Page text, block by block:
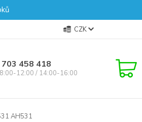
CZK
458 418
12:00 / 14:00-16:00
AH531